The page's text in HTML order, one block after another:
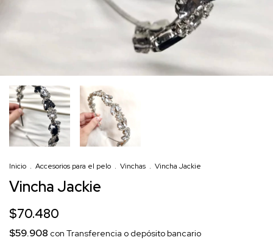
Inicio . Accesorios para el pelo . Vinchas . Vincha Jackie
Vincha Jackie
$70.480
$59.908 con Transferencia o depósito bancario